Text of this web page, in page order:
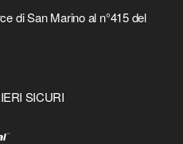
di San Marino al n°415 del
SICURI